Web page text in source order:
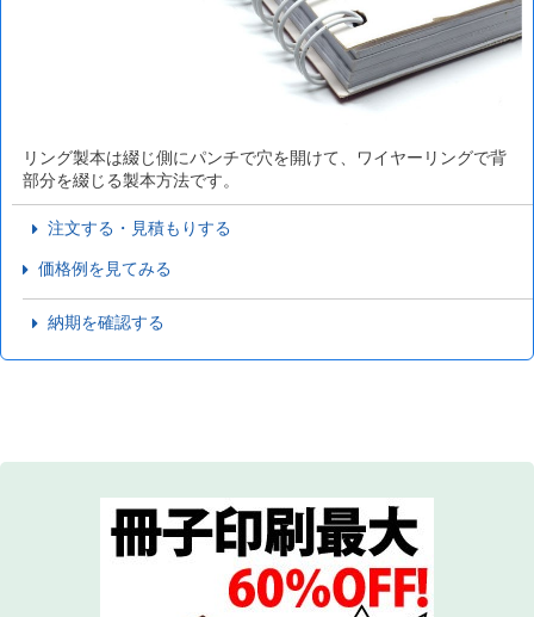
リング製本は綴じ側にパンチで穴を開けて、ワイヤーリングで背
部分を綴じる製本方法です。
注文する・見積もりする
価格例を見てみる
納期を確認する